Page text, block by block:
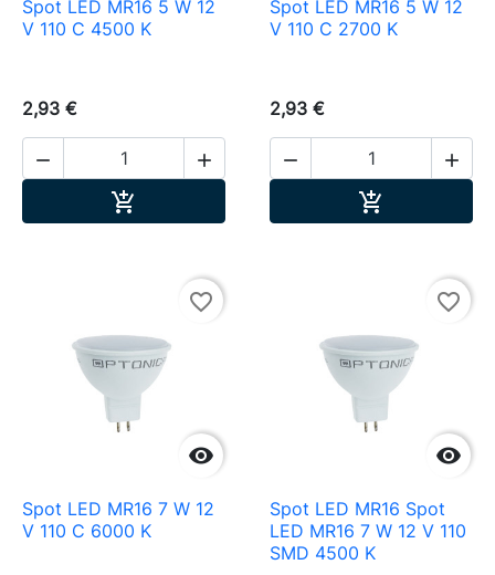
Spot LED MR16 5 W 12
V 110 C 4500 K
2,93 €
 

Spot LED MR16 5 W 12
V 110 C 2700 K
2,93 €
 


favorite_border
Spot LED MR16 7 W 12
V 110 C 6000 K

favorite_border
Spot LED MR16 Spot
LED MR16 7 W 12 V 110
SMD 4500 K